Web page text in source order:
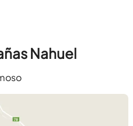
Nahuel